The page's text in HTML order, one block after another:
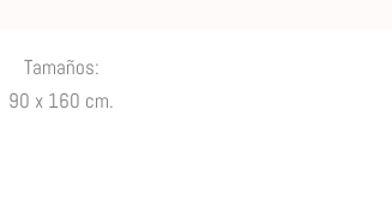
Tamaños:
90 x 160 cm.